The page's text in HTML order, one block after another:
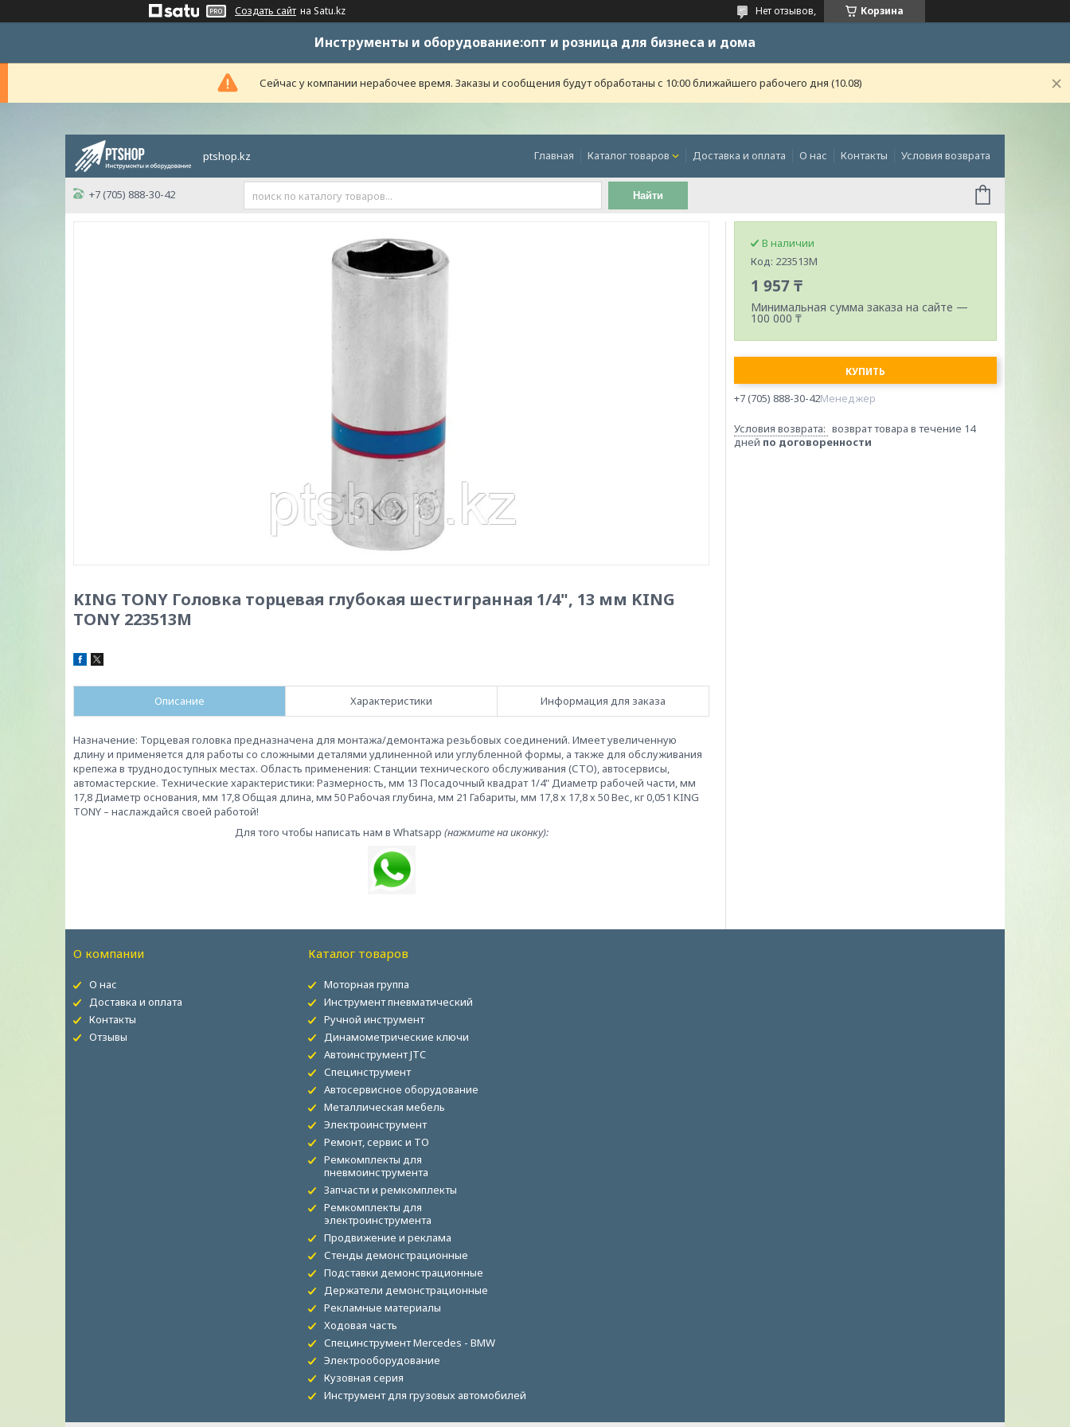
Создать сайт на Satu.kz Корзина
Нет отзывов,
Инструменты и оборудование:опт и розница для бизнеса и дома
Сейчас у компании нерабочее время. Заказы и сообщения будут обработаны с 10:00 ближайшего рабочего дня (10.08)
ptshop.kz Главная Каталог товаров Доставка и оплата О нас Контакты Условия возврата
+7 (705) 888-30-42 Найти
KING TONY Головка торцевая глубокая шестигранная 1/4", 13 мм KING
TONY 223513M
Описание Характеристики Информация для заказа
Назначение: Торцевая головка предназначена для монтажа/демонтажа резьбовых соединений. Имеет увеличенную
длину и применяется для работы со сложными деталями удлиненной или углубленной формы, а также для обслуживания
крепежа в труднодоступных местах. Область применения: Станции технического обслуживания (СТО), автосервисы,
автомастерские. Технические характеристики: Размерность, мм 13 Посадочный квадрат 1/4" Диаметр рабочей части, мм
17,8 Диаметр основания, мм 17,8 Общая длина, мм 50 Рабочая глубина, мм 21 Габариты, мм 17,8 х 17,8 х 50 Вес, кг 0,051 KING
TONY – наслаждайся своей работой!
Для того чтобы написать нам в Whatsapp (нажмите на иконку):
В наличии
Код: 223513M
1 957 ₸
Минимальная сумма заказа на сайте —
100 000 ₸
КУПИТЬ
+7 (705) 888-30-42Менеджер
возврат товара в течение 14
дней по договоренности
О компании
О нас
Доставка и оплата
Контакты
Отзывы
Каталог товаров
Моторная группа
Инструмент пневматический
Ручной инструмент
Динамометрические ключи
Автоинструмент JTC
Специнструмент
Автосервисное оборудование
Металлическая мебель
Электроинструмент
Ремонт, сервис и ТО
Ремкомплекты для
пневмоинструмента
Запчасти и ремкомплекты
Ремкомплекты для
электроинструмента
Продвижение и реклама
Стенды демонстрационные
Подставки демонстрационные
Держатели демонстрационные
Рекламные материалы
Ходовая часть
Специнструмент Mercedes - BMW
Электрооборудование
Кузовная серия
Инструмент для грузовых автомобилей